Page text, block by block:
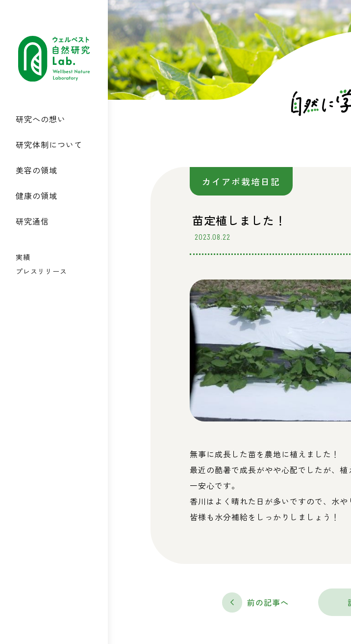
研究への想い
研究体制について
美容の領域
健康の領域
研究通信
実績
プレスリリース
カイアポ栽培日記
苗定植しました！
2023.08.22
無事に成長した苗を農地に植えました！
最近の酷暑で成長がやや心配でしたが、
一安心です。
香川はよく晴れた日が多いですので、水や
皆様も水分補給をしっかりしましょう！
前の記事へ